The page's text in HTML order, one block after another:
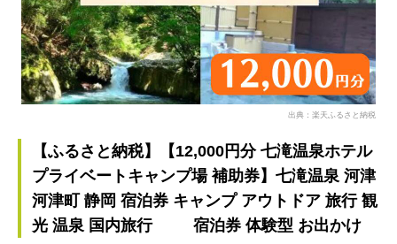
出典：楽天ふるさと納税
【ふるさと納税】【12,000円分 七滝温泉ホテル
プライベートキャンプ場 補助券】七滝温泉 河津
河津町 静岡 宿泊券 キャンプ アウトドア 旅行 観
光 温泉 国内旅行 宿泊券 体験型 お出かけ